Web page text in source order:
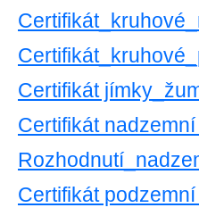
Certifikát
Certifikát
Certifikát